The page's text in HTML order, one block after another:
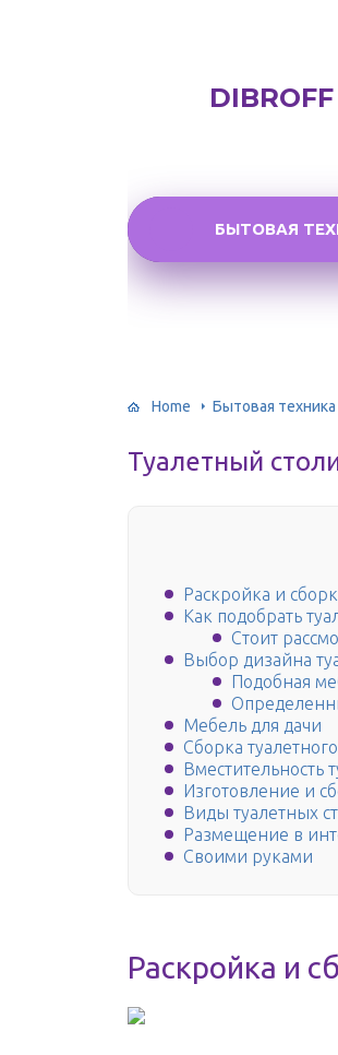
DIBROFF
БЫТОВАЯ
Home Бытовая техника
Туалетный
Раскройка и
Как подобрать
Стоит
Выбор дизайна
Подобная
Мебель для дачи
Сборка
Вместительность
Изготовление и
Виды туалетных
Размещение в
Своими руками
Раскройка и